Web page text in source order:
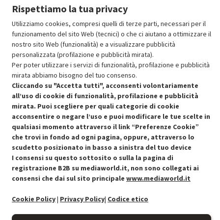
Aggiungi al carrello
OFFERTE IMPERDIBILI
Risparmio garantito rispetto al corrispondente prodotto nuovo.
Condizioni generali di vendita
Cookie Policy
Preferenze cookie
Accessibilità
Recedere dal contratto qui
Rispettiamo la tua privacy
Utilizziamo cookies, compresi quelli di terze parti, necessari per il
funzionamento del sito Web (tecnici) o che ci aiutano a ottimizzare il
nostro sito Web (funzionalità) e a visualizzare pubblicità
personalizzata (profilazione e pubblicità mirata).
Per poter utilizzare i servizi di funzionalità, profilazione e pubblicità
mirata abbiamo bisogno del tuo consenso.
Cliccando su "Accetta tutti", acconsenti volontariamente
all’uso di cookie di funzionalità, profilazione e pubblicità
mirata. Puoi scegliere per quali categorie di cookie
acconsentire o negare l’uso e puoi modificare le tue scelte in
qualsiasi momento attraverso il link “Preferenze Cookie”
che trovi in fondo ad ogni pagina, oppure, attraverso lo
scudetto posizionato in basso a sinistra del tuo device
I consensi su questo sottosito o sulla la pagina di
registrazione B2B su mediaworld.it, non sono collegati ai
consensi che dai sul sito principale www.mediaworld.it
Cookie Policy| Privacy Policy| Codice etico